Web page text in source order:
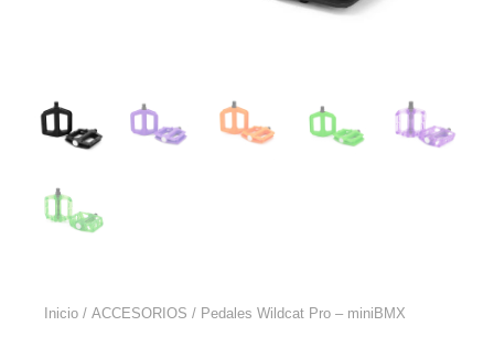
Inicio / ACCESORIOS / Pedales Wildcat Pro – miniBMX